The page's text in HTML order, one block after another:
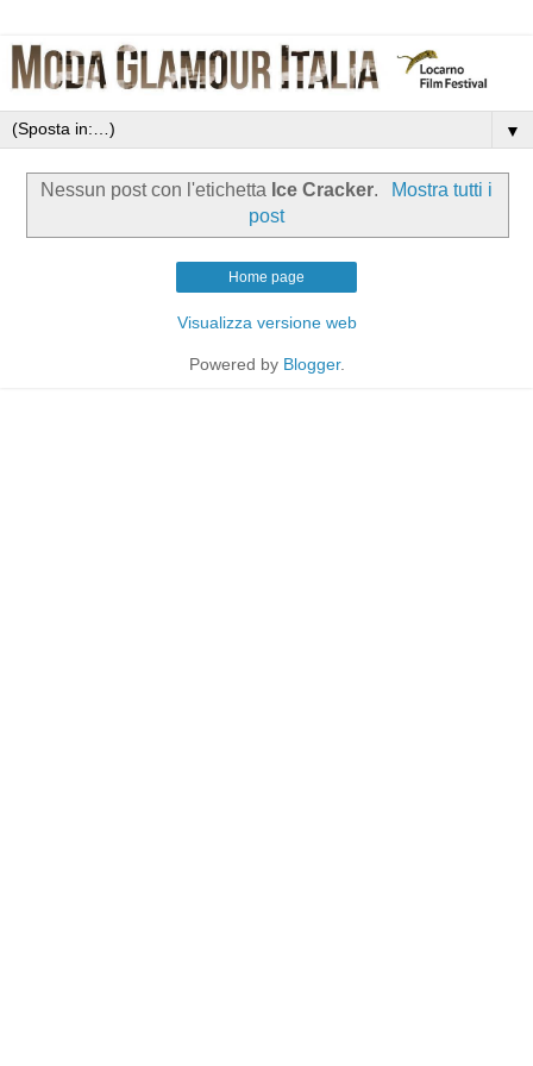
▼
Nessun post con l'etichetta Ice Cracker.
Mostra tutti i
post
Home page
Visualizza versione web
Powered by Blogger.